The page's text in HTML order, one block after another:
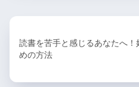
読書を苦手と感じるあなたへ！
めの方法